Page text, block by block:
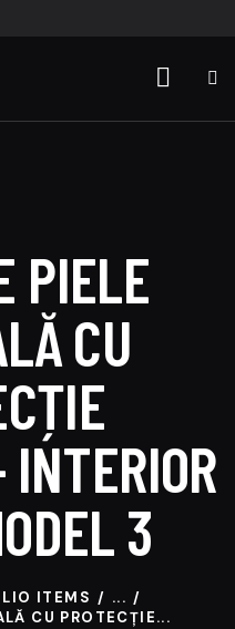
PIELE
CU
INTERIOR
3
ITEMS
...
CU PROTECȚIE...